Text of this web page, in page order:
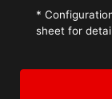
*
sheet for